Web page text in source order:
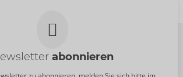
abonnieren